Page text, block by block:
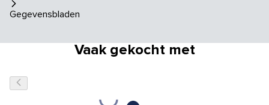
Gegevensbladen
Vaak gekocht met